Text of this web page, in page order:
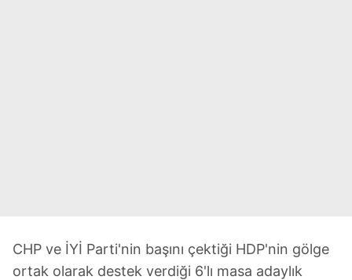
CHP ve İYİ Parti'nin başını çektiği HDP'nin gölge
ortak olarak destek verdiği 6'lı masa adaylık